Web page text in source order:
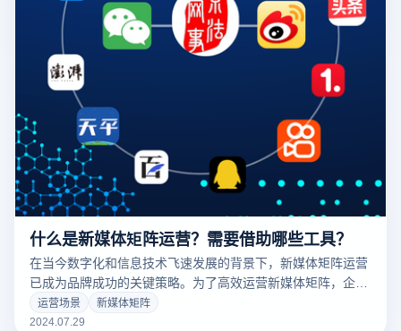
什么是新媒体矩阵运营？需要借助哪些工具？
在当今数字化和信息技术飞速发展的背景下，新媒体矩阵运营
已成为品牌成功的关键策略。为了高效运营新媒体矩阵，企业
需要借助一系列先进的工具。这些工具不仅有助于在多个平台
上管理内容，还能提供数据分析和优化建议，从而提升运营效
运营场景
新媒体矩阵
2024.07.29